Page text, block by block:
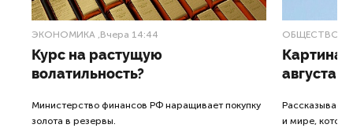
ЭКОНОМИКА ,Вчера 14:44
Курс на растущую
волатильность?
Министерство финансов РФ наращивает покупку
золота в резервы.
ОБЩЕСТВО
Картина
августа
Рассказываем
и мире,